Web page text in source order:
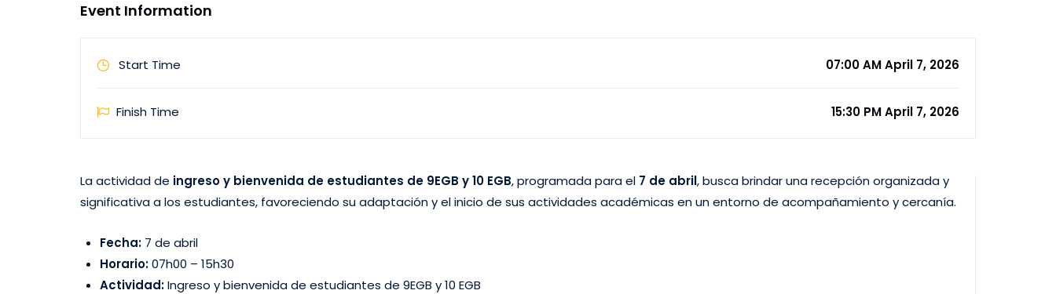
Event Information
Start Time 07:00 AM April 7, 2026
Finish Time 15:30 PM April 7, 2026
La actividad de ingreso y bienvenida de estudiantes de 9EGB y 10 EGB, programada para el 7 de abril, busca brindar una recepción organizada y
significativa a los estudiantes, favoreciendo su adaptación y el inicio de sus actividades académicas en un entorno de acompañamiento y cercanía.
Fecha: 7 de abril
Horario:07h00 – 15h30
Actividad:Ingreso y bienvenida de estudiantes de 9EGB y 10 EGB